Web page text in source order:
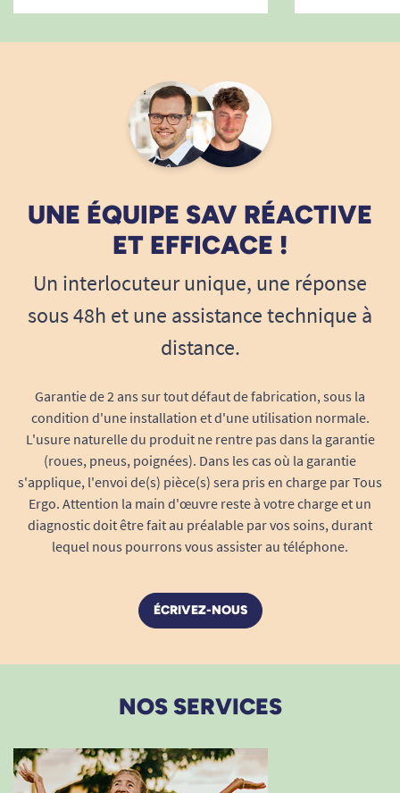
UNE ÉQUIPE SAV RÉACTIVE
ET EFFICACE !
Un interlocuteur unique, une réponse
sous 48h et une assistance technique à
distance.
Garantie de 2 ans sur tout défaut de fabrication, sous la
condition d'une installation et d'une utilisation normale.
L'usure naturelle du produit ne rentre pas dans la garantie
(roues, pneus, poignées). Dans les cas où la garantie
s'applique, l'envoi de(s) pièce(s) sera pris en charge par Tous
Ergo. Attention la main d'œuvre reste à votre charge et un
diagnostic doit être fait au préalable par vos soins, durant
lequel nous pourrons vous assister au téléphone.
ÉCRIVEZ-NOUS
NOS SERVICES